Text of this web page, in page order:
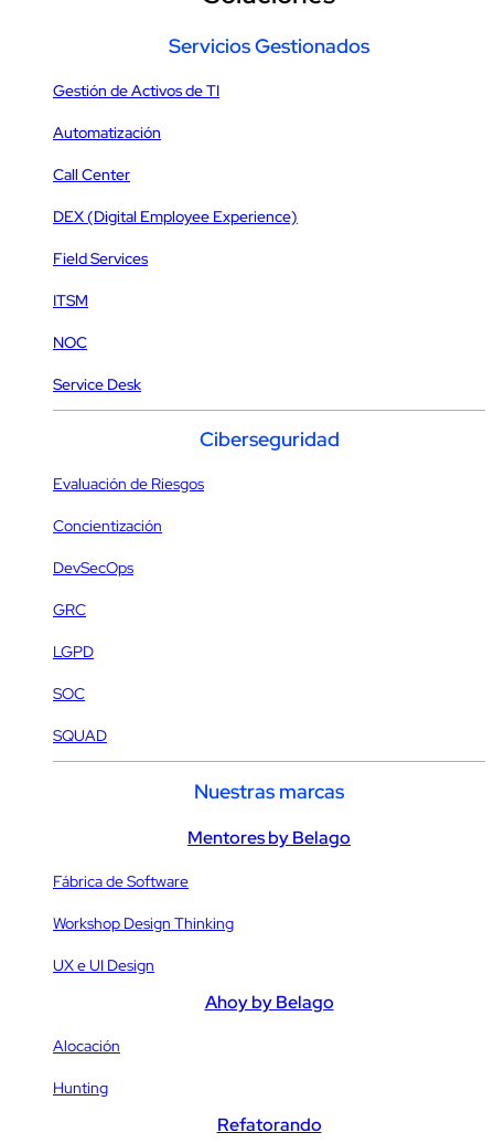
Servicios Gestionados
Gestión de Activos de TI
Automatización
Call Center
DEX (Digital Employee Experience)
Field Services
ITSM
NOC
Service Desk
Ciberseguridad
Evaluación de Riesgos
Concientización
DevSecOps
GRC
LGPD
SOC
SQUAD
Nuestras marcas
Mentores by Belago
Fábrica de Software
Workshop Design Thinking
UX e UI Design
Ahoy by Belago
Alocación
Hunting
Refatorando